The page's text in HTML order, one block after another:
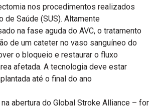
nos procedimentos realizados
de Saúde (SUS). Altamente
na fase aguda do AVC, o tratamento
de um cateter no vaso sanguíneo do
o bloqueio e restaurar o fluxo
afetada. A tecnologia deve estar
até o final do ano
abertura do Global Stroke Alliance – for